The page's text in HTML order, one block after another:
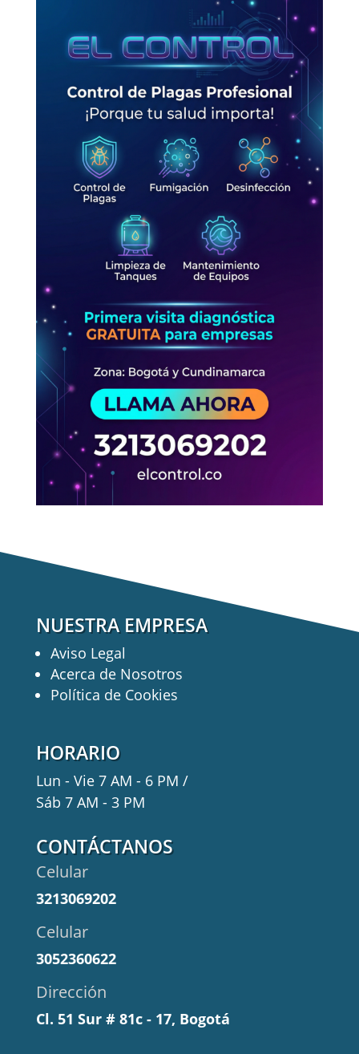
NUESTRA EMPRESA
Aviso Legal
Acerca de Nosotros
Política de Cookies
HORARIO
Lun - Vie 7 AM - 6 PM /
Sáb 7 AM - 3 PM
CONTÁCTANOS
Celular
3213069202
Celular
3052360622
Dirección
Cl. 51 Sur # 81c - 17, Bogotá